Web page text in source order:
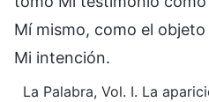
Mí mismo, como el
Mi intención.
La Palabra, Vol. I. La